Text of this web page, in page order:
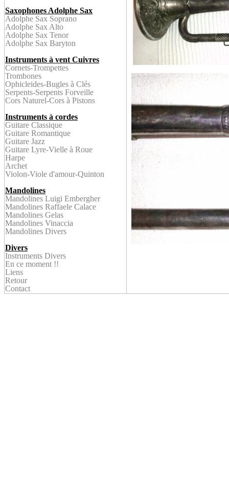
Saxophones Adolphe Sax
Adolphe Sax Soprano
Adolphe Sax Alto
Adolphe Sax Tenor
Adolphe Sax Baryton
Instruments à vent Cuivres
Cornets-Trompettes
Trombones
Ophicleides-Bugles à Clés
Serpents-Serpents Forveille
Cors Naturel-Cors à Pistons
Instruments à cordes
Guitare Classique
Guitare Romantique
Guitare Jazz
Guitare Lyre-Vielle à Roue
Harpe
Archet
Violon-Viole d'amour-Quinton
Mandolines
Mandolines Luigi Embergher
Mandolines Raffaele Calace
Mandolines Gelas
Mandolines Vinaccia
Mandolines Divers
Divers
Instruments Divers
En ce moment !!
Liens
Retour
Contact